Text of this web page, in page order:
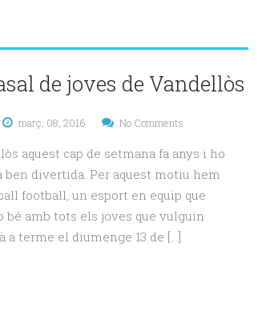
de joves de Vandellòs
març, 08, 2016 No Comments
aquest cap de setmana fa anys i ho
ben divertida. Per aquest motiu hem
football, un esport en equip que
bé amb tots els joves que vulguin
a terme el diumenge 13 de […]